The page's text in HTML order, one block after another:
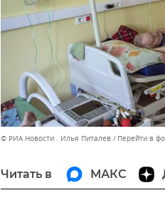
© РИА Новости . Илья Питалев Перейти в
Читать в МАКС